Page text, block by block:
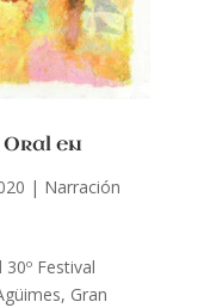
en
| Narración
Festival
Gran